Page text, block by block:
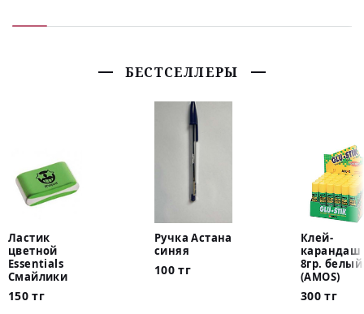
БЕСТСЕЛЛЕРЫ
Ластик
цветной
Essentials
Смайлики
150 тг
Ручка Астана
синяя
100 тг
Клей-
карандаш
8гр. белый
(AMOS)
300 тг